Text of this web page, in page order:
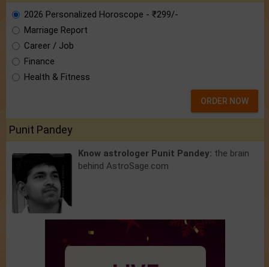
2026 Personalized Horoscope - ₹299/-
Marriage Report
Career / Job
Finance
Health & Fitness
ORDER NOW
Punit Pandey
Know astrologer Punit Pandey: the brain
behind AstroSage.com